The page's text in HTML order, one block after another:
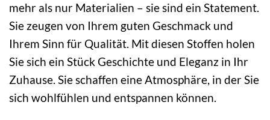
mehr als nur Materialien – sie sind ein Statement.
Sie zeugen von Ihrem guten Geschmack und
Ihrem Sinn für Qualität. Mit diesen Stoffen holen
Sie sich ein Stück Geschichte und Eleganz in Ihr
Zuhause. Sie schaffen eine Atmosphäre, in der Sie
sich wohlfühlen und entspannen können.